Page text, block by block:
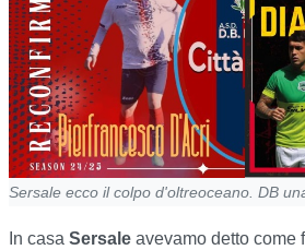
Sersale ecco il colpo d'oltreoceano. DB
In casa Sersale avevamo detto come